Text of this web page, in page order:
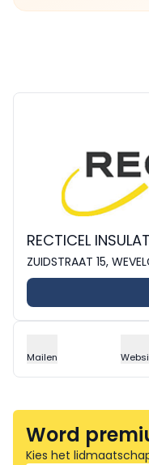
RECTICEL
ZUIDSTRAAT 15,
Mailen
Word
Kies het